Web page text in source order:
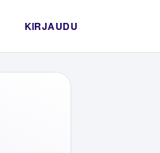
KIRJAUDU